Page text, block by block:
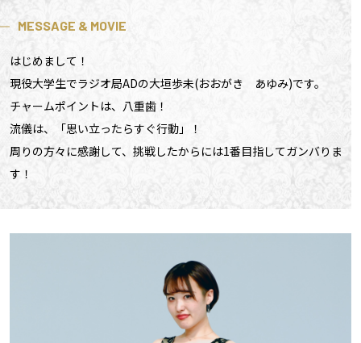
MESSAGE & MOVIE
はじめまして！
現役大学生でラジオ局ADの大垣歩未(おおがき あゆみ)です。
チャームポイントは、八重歯！
流儀は、「思い立ったらすぐ行動」！
周りの方々に感謝して、挑戦したからには1番目指してガンバりま